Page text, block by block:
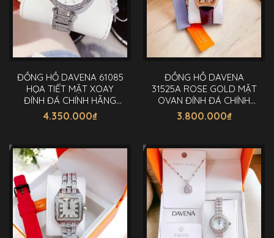
ĐỒNG HỒ DAVENA 61085
HỌA TIẾT MẶT XOAY
ĐÍNH ĐÁ CHÍNH HÃNG
38MM
4.350.000₫
ĐỒNG HỒ DAVENA
31525A ROSE GOLD MẶT
OVAN ĐÍNH ĐÁ CHÍNH
HÃNG 36MM
3.800.000₫